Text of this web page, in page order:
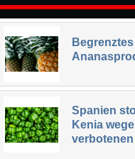
Spanien
Kenia